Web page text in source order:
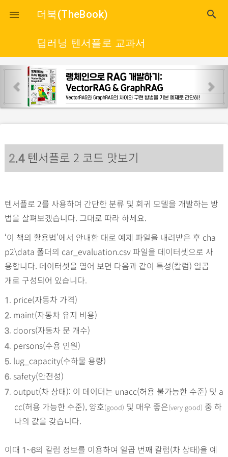
close
 더북(TheBook) search
딥러닝 텐서플로 교과서
p
r
e
o
u
s
n
e
x
2.4텐서플로 2 코드 맛보기
텐서플로 2를 사용하여 간단한 분류 및 회귀 모델을 개발하는 방
법을 살펴보겠습니다. 그대로 따라 하세요.
‘이 책의 활용법’에서 안내한 대로 예제 파일을 내려받은 후 cha
p2\data 폴더의 car_evaluation.csv 파일을 데이터셋으로 사
용합니다. 데이터셋을 열어 보면 다음과 같이 특성(칼럼) 일곱
개로 구성되어 있습니다.
1 . price(자동차 가격)
2. maint(자동차 유지 비용)
3. doors(자동차 문 개수)
4. persons(수용 인원)
5. lug_capacity(수하물 용량)
6. safety(안전성)
7. output(차 상태): 이 데이터는 unacc(허용 불가능한 수준) 및 a
cc(허용 가능한 수준), 양호(good) 및 매우 좋은(very good) 중 하
나의 값을 갖습니다.
이때 1 ~6의 칼럼 정보를 이용하여 일곱 번째 칼럼(차 상태)을 예